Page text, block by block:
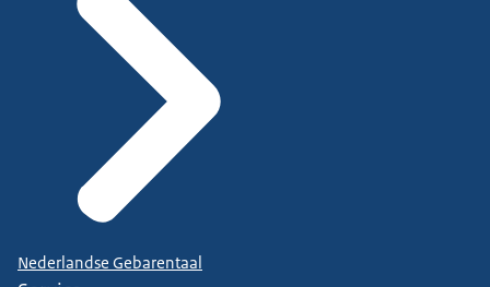
Nederlandse Gebarentaal